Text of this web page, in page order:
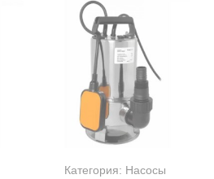
Категория: Насосы